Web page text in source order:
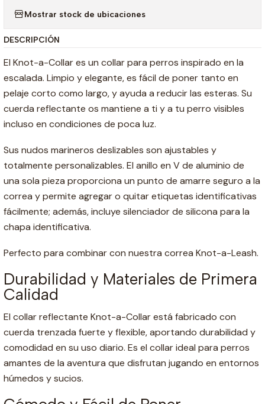
Mostrar stock de ubicaciones
DESCRIPCIÓN
El Knot-a-Collar es un collar para perros inspirado en la
escalada. Limpio y elegante, es fácil de poner tanto en
pelaje corto como largo, y ayuda a reducir las esteras. Su
cuerda reflectante os mantiene a ti y a tu perro visibles
incluso en condiciones de poca luz.
Sus nudos marineros deslizables son ajustables y
totalmente personalizables. El anillo en V de aluminio de
una sola pieza proporciona un punto de amarre seguro a la
correa y permite agregar o quitar etiquetas identificativas
fácilmente; además, incluye silenciador de silicona para la
chapa identificativa.
Perfecto para combinar con nuestra correa Knot-a-Leash.
Durabilidad y Materiales de Primera
Calidad
El collar reflectante Knot-a-Collar está fabricado con
cuerda trenzada fuerte y flexible, aportando durabilidad y
comodidad en su uso diario. Es el collar ideal para perros
amantes de la aventura que disfrutan jugando en entornos
húmedos y sucios.